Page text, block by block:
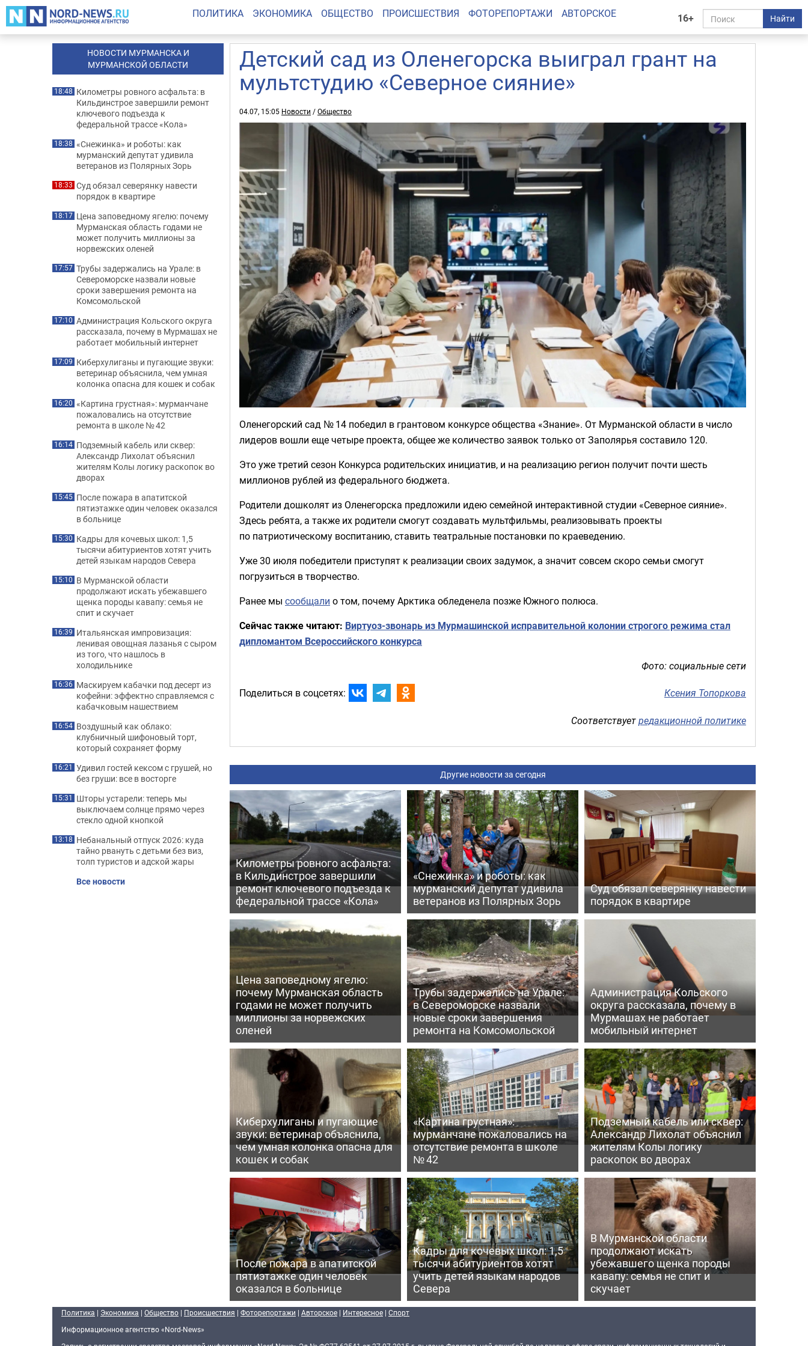
16+ Найти
ПОЛИТИКА ЭКОНОМИКА ОБЩЕСТВО ПРОИСШЕСТВИЯ ФОТОРЕПОРТАЖИ АВТОРСКОЕ
Детский сад из Оленегорска выиграл грант на
мультстудию «Северное сияние»
04.07, 15:05 Новости /Общество
Оленегорский сад № 14 победил в грантовом конкурсе общества «Знание». От Мурманской области в число
лидеров вошли еще четыре проекта, общее же количество заявок только от Заполярья составило 120.
Это уже третий сезон Конкурса родительских инициатив, и на реализацию регион получит почти шесть
миллионов рублей из федерального бюджета.
Родители дошколят из Оленегорска предложили идею семейной интерактивной студии «Северное сияние».
Здесь ребята, а также их родители смогут создавать мультфильмы, реализовывать проекты
по патриотическому воспитанию, ставить театральные постановки по краеведению.
Уже 30 июля победители приступят к реализации своих задумок, а значит совсем скоро семьи смогут
погрузиться в творчество.
Ранее мы сообщали о том, почему Арктика обледенела позже Южного полюса.
Сейчас также читают: Виртуоз-звонарь из Мурмашинской исправительной колонии строгого режима стал
дипломантом Всероссийского конкурса
Фото: социальные сети
Поделиться в соцсетях: Ксения Топоркова
Соответствуетредакционной политике
Другие новости за сегодня
Километры ровного асфальта:
в Кильдинстрое завершили
ремонт ключевого подъезда к
федеральной трассе «Кола»
«Снежинка» и роботы: как
мурманский депутат удивила
ветеранов из Полярных Зорь
Суд обязал северянку навести
порядок в квартире
Цена заповедному ягелю:
почему Мурманская область
годами не может получить
миллионы за норвежских
оленей
Трубы задержались на Урале:
в Североморске назвали
новые сроки завершения
ремонта на Комсомольской
Администрация Кольского
округа рассказала, почему в
Мурмашах не работает
мобильный интернет
Киберхулиганы и пугающие
звуки: ветеринар объяснила,
чем умная колонка опасна для
кошек и собак
«Картина грустная»:
мурманчане пожаловались на
отсутствие ремонта в школе
№ 42
Подземный кабель или сквер:
Александр Лихолат объяснил
жителям Колы логику
раскопок во дворах
После пожара в апатитской
пятиэтажке один человек
оказался в больнице
Кадры для кочевых школ: 1,5
тысячи абитуриентов хотят
учить детей языкам народов
Севера
В Мурманской области
продолжают искать
убежавшего щенка породы
кавапу: семья не спит и
скучает
НОВОСТИ МУРМАНСКА И
МУРМАНСКОЙ ОБЛАСТИ
18:48 Километры ровного асфальта: в
Кильдинстрое завершили ремонт
ключевого подъезда к
федеральной трассе «Кола»
18:38 «Снежинка» и роботы: как
мурманский депутат удивила
ветеранов из Полярных Зорь
18:33 Суд обязал северянку навести
порядок в квартире
18:17 Цена заповедному ягелю: почему
Мурманская область годами не
может получить миллионы за
норвежских оленей
17:57 Трубы задержались на Урале: в
Североморске назвали новые
сроки завершения ремонта на
Комсомольской
17:10 Администрация Кольского округа
рассказала, почему в Мурмашах не
работает мобильный интернет
17:09 Киберхулиганы и пугающие звуки:
ветеринар объяснила, чем умная
колонка опасна для кошек и собак
16:20 «Картина грустная»: мурманчане
пожаловались на отсутствие
ремонта в школе № 42
16:14 Подземный кабель или сквер:
Александр Лихолат объяснил
жителям Колы логику раскопок во
дворах
15:45 После пожара в апатитской
пятиэтажке один человек оказался
в больнице
15:30 Кадры для кочевых школ: 1,5
тысячи абитуриентов хотят учить
детей языкам народов Севера
15:10 В Мурманской области
продолжают искать убежавшего
щенка породы кавапу: семья не
спит и скучает
16:39 Итальянская импровизация:
ленивая овощная лазанья с сыром
из того, что нашлось в
холодильнике
16:36 Маскируем кабачки под десерт из
кофейни: эффектно справляемся с
кабачковым нашествием
16:54 Воздушный как облако:
клубничный шифоновый торт,
который сохраняет форму
16:21 Удивил гостей кексом с грушей, но
без груши: все в восторге
15:31 Шторы устарели: теперь мы
выключаем солнце прямо через
стекло одной кнопкой
13:18 Небанальный отпуск 2026: куда
тайно рвануть с детьми без виз,
толп туристов и адской жары
Все новости
Политика | Экономика | Общество | Происшествия | Фоторепортажи | Авторское | Интересное | Спорт
Информационное агентство «Nord-News»